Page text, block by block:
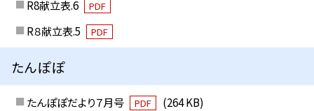
R8献立表.6
PDF
R８献立表.5 PDF
たんぽぽ
たんぽぽだより７月号 PDF
(264 KB)